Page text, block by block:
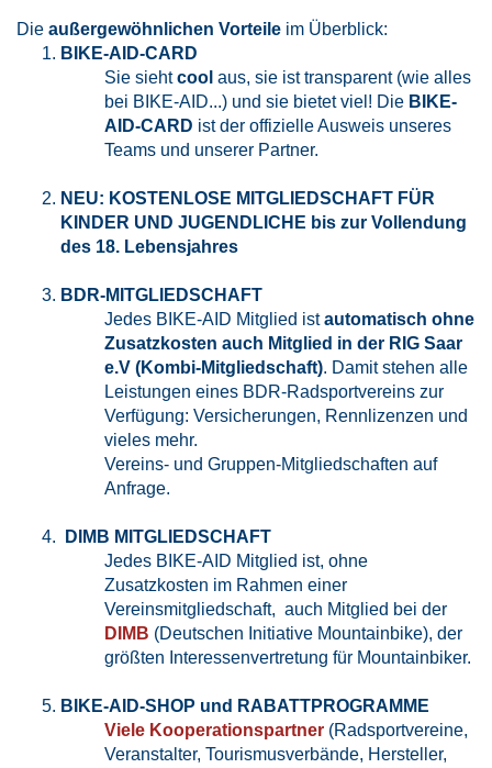
Die außergewöhnlichen Vorteile im Überblick:
BIKE-AID-CARD
Sie siehtcool aus, sie ist transparent (wie alles
bei BIKE-AID...) und sie bietet viel! Die BIKE-
AID-CARD ist der offizielle Ausweis unseres
Teams und unserer Partner.
NEU: KOSTENLOSE MITGLIEDSCHAFT FÜR
KINDER UND JUGENDLICHE bis zur Vollendung
des 18. Lebensjahres
BDR-MITGLIEDSCHAFT
Jedes BIKE-AID Mitglied istautomatisch ohne
Zusatzkosten auch Mitglied in der RIG Saar
e.V (Kombi-Mitgliedschaft). Damit stehen alle
Leistungen eines BDR-Radsportvereins zur
Verfügung: Versicherungen, Rennlizenzen und
vieles mehr.
Vereins- und Gruppen-Mitgliedschaften auf
Anfrage.
DIMB MITGLIEDSCHAFT
Jedes BIKE-AID Mitglied ist, ohne
Zusatzkosten im Rahmen einer
Vereinsmitgliedschaft, auch Mitglied bei der
DIMB (Deutschen Initiative Mountainbike), der
größten Interessenvertretung für Mountainbiker.
BIKE-AID-SHOP und RABATTPROGRAMME
Viele Kooperationspartner (Radsportvereine,
Veranstalter, Tourismusverbände, Hersteller,